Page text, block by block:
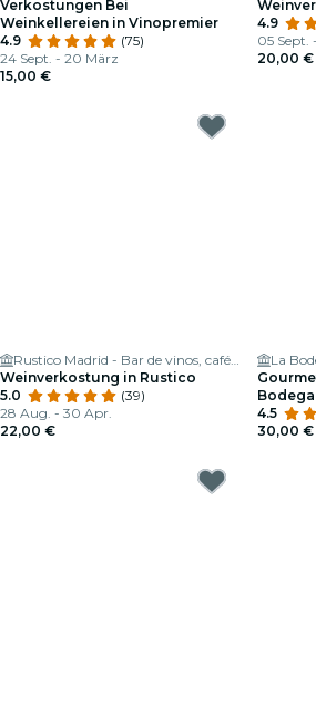
Verkostungen Bei
Weinkellereien in Vinopremier
4.9
(75)
24 Sept. - 20 März
15,00 €
4.9
05 Sept.
20,00 €
Rustico Madrid - Bar de vinos, café de especialidad y focacceria
Weinverkostung in Rustico
5.0
(39)
28 Aug. - 30 Apr.
22,00 €
La
Bodega
4.5
30,00 €